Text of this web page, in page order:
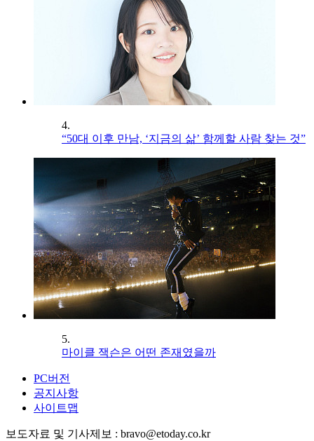
4.
“50대 이후 만남, ‘지금의 삶’ 함께할 사람 찾는 것”
5.
마이클 잭슨은 어떤 존재였을까
PC버전
공지사항
사이트맵
보도자료 및 기사제보 : bravo@etoday.co.kr